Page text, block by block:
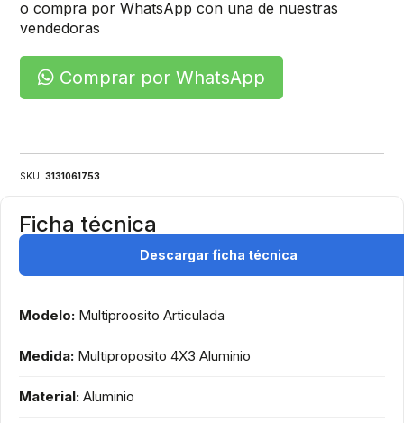
o compra por WhatsApp con una de nuestras
vendedoras
Comprar por WhatsApp
SKU:3131061753
Ficha técnica
Descargar ficha técnica
Modelo: Multiproosito Articulada
Medida: Multiproposito 4X3 Aluminio
Material: Aluminio